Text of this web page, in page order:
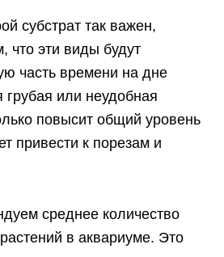
субстрат так важен,
что эти виды будут
часть времени на дне
или неудобная
повысит общий уровень
привести к порезам и
среднее количество
в аквариуме. Это